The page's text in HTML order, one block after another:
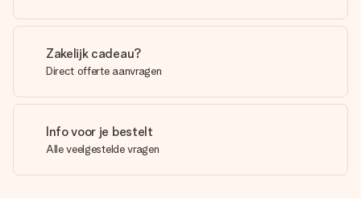
Zakelijk cadeau?
Direct offerte aanvragen
Info voor je bestelt
Alle veelgestelde vragen